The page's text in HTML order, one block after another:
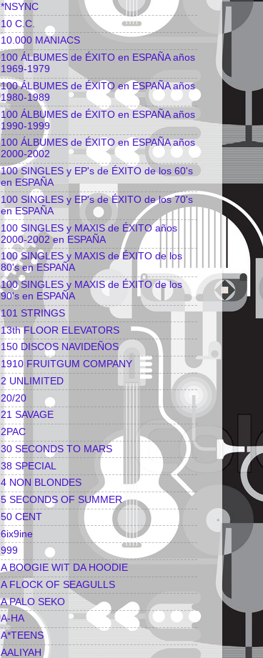
*NSYNC
10 C.C.
10.000 MANIACS
100 ÁLBUMES de ÉXITO en ESPAÑA años
1969-1979
100 ÁLBUMES de ÉXITO en ESPAÑA años
1980-1989
100 ÁLBUMES de ÉXITO en ESPAÑA años
1990-1999
100 ÁLBUMES de ÉXITO en ESPAÑA años
2000-2002
100 SINGLES y EP's de ÉXITO de los 60's
en ESPAÑA
100 SINGLES y EP's de ÉXITO de los 70's
en ESPAÑA
100 SINGLES y MAXIS de ÉXITO años
2000-2002 en ESPAÑA
100 SINGLES y MAXIS de ÉXITO de los
80's en ESPAÑA
100 SINGLES y MAXIS de ÉXITO de los
90's en ESPAÑA
101 STRINGS
13th FLOOR ELEVATORS
150 DISCOS NAVIDEÑOS
1910 FRUITGUM COMPANY
2 UNLIMITED
20/20
21 SAVAGE
2PAC
30 SECONDS TO MARS
38 SPECIAL
4 NON BLONDES
5 SECONDS OF SUMMER
50 CENT
6ix9ine
999
A BOOGIE WIT DA HOODIE
A FLOCK OF SEAGULLS
A PALO SEKO
A-HA
A*TEENS
AALIYAH